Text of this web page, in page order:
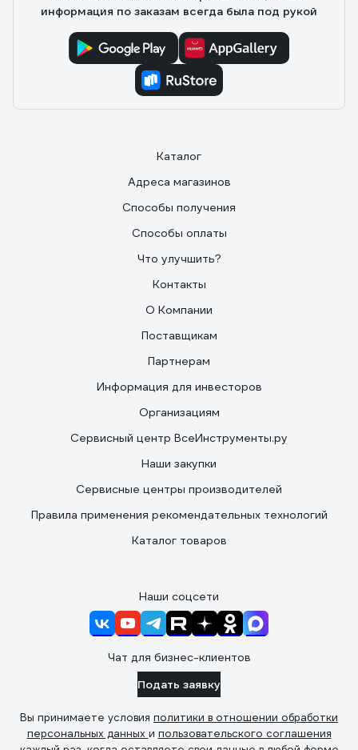
информация по заказам всегда была под рукой
Каталог
Адреса магазинов
Способы получения
Способы оплаты
Что улучшить?
Контакты
О Компании
Поставщикам
Партнерам
Информация для инвесторов
Организациям
Сервисный центр ВсеИнструменты.ру
Наши закупки
Сервисные центры производителей
Правила применения рекомендательных технологий
Каталог товаров
Наши соцсети
Чат для бизнес-клиентов
Подать заявку
Вы принимаете условия политики в отношении обработки
персональных данных и пользовательского соглашения